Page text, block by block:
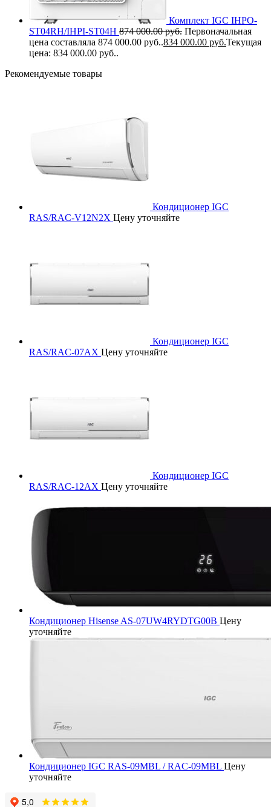
Комплект IGC IHPO-
ST04RH/IHPI-ST04H 874 000.00руб. Первоначальная
цена составляла 874 000.00 руб..834 000.00 руб.Текущая
цена: 834 000.00 руб..
Рекомендуемые товары
Кондиционер IGC
RAS/RAC-V12N2X Цену уточняйте
Кондиционер IGC
RAS/RAC-07AX Цену уточняйте
Кондиционер IGC
RAS/RAC-12AX Цену уточняйте
Кондиционер Hisense AS-07UW4RYDTG00B Цену
уточняйте
Кондиционер IGC RAS-09MBL / RAC-09MBL Цену
уточняйте